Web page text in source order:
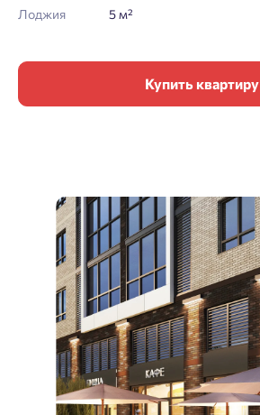
Лоджия
5 м²
Купить квартиру